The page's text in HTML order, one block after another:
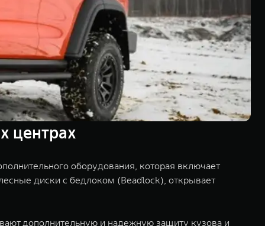
центрах
оборудования, которая включает
диски с бедлоком (Beadlock), открывает
дополнительную и надежную защиту кузова и